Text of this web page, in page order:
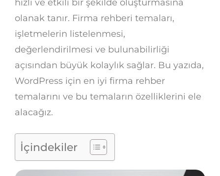
hızlı ve etkili bir şekilde oluşturmasına
olanak tanır. Firma rehberi temaları,
işletmelerin listelenmesi,
değerlendirilmesi ve bulunabilirliği
açısından büyük kolaylık sağlar. Bu yazıda,
WordPress için en iyi firma rehber
temalarını ve bu temaların özelliklerini ele
alacağız.
İçindekiler